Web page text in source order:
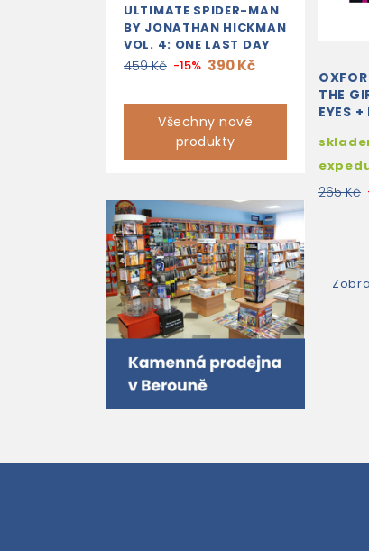
ULTIMATE SPIDER-MAN
BY JONATHAN HICKMAN
VOL. 4: ONE LAST DAY
459 Kč -15% 390 Kč
Všechny nové
produkty
THE
EYES
265 Kč